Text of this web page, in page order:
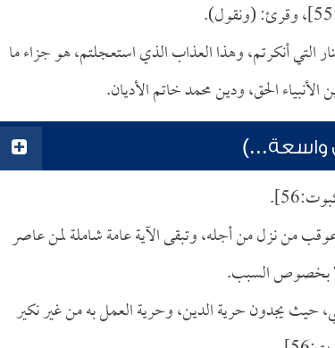
التي أنكرتم، وهذا العذاب الذي استعجلتم، هو جزاء ما
الحق، ودين محمد خاتم الأديان.
واسعة...)
من نزل من أجله، وتبقى الآية عامة شاملة لمن عاصر
لا بخصوص السبب.
حيث يجدون حرية الدين، وحرية العمل به من غير نكير